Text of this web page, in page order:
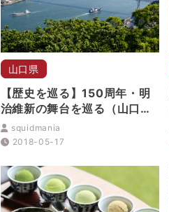
山口県
【歴史を巡る】150周年・明
治維新の舞台を巡る（山口
編）squidmania
2018-05-17